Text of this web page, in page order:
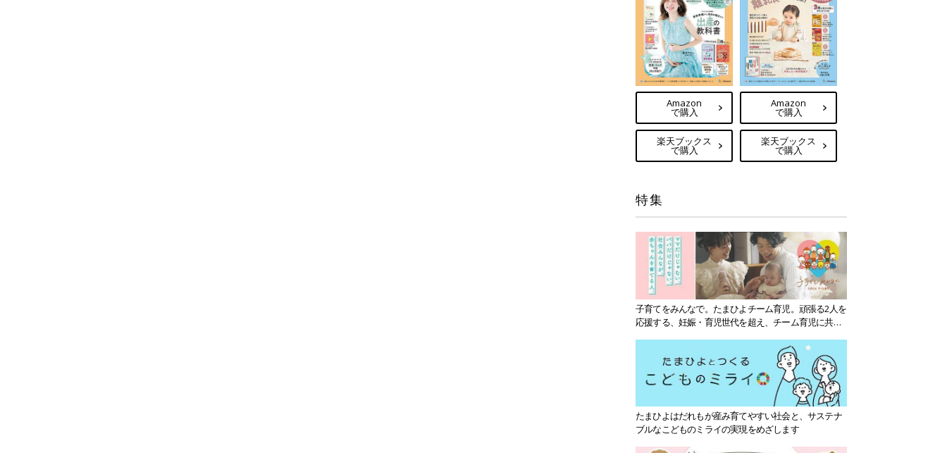
Amazon
で購入
楽天ブックス
で購入
Amazon
で購入
楽天ブックス
で購入
特集
子育てをみんなで。たまひよチーム育児。頑張る2人を
応援する、妊娠・育児世代を超え、チーム育児に共感
たまひよはだれもが産み育てやすい社会と、サステナ
ブルなこどものミライの実現をめざします